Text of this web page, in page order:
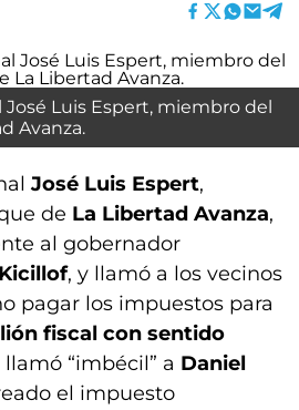
Luis Espert, miembro del
Avanza.
José Luis Espert,
de La Libertad Avanza,
al gobernador
, y llamó a los vecinos
pagar los impuestos para
fiscal con sentido
llamó “imbécil” a Daniel
el impuesto